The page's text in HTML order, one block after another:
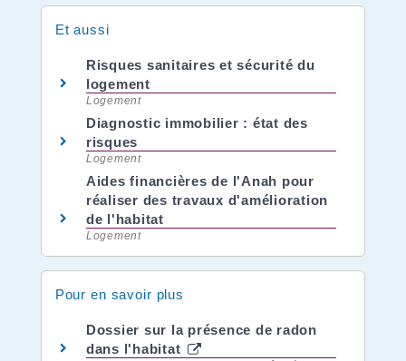
Et aussi
Risques sanitaires et sécurité du
logement
Logement
Diagnostic immobilier : état des
risques
Logement
Aides financières de l'Anah pour
réaliser des travaux d'amélioration
de l'habitat
Logement
Pour en savoir plus
Dossier sur la présence de radon
dans l'habitat